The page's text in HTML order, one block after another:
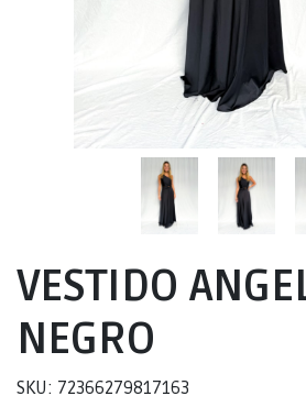
VESTIDO
NEGRO
SKU: 72366279817163